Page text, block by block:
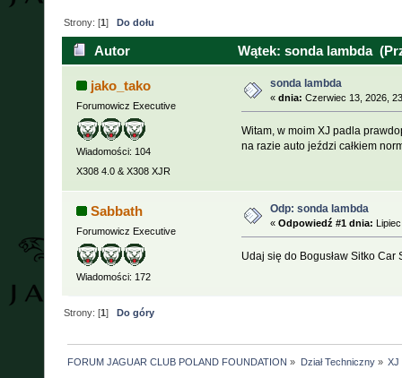
Strony: [1] Do dołu
Autor Wątek: sonda lambda
jako_tako
Forumowicz Executive
Wiadomości: 104
X308 4.0 & X308 XJR
sonda lambda
« dnia: Czerwiec 13, 2026,
Witam, w moim XJ padla
na razie auto jeździ całkiem
Sabbath
Forumowicz Executive
Wiadomości: 172
Odp: sonda lambda
« Odpowiedź #1 dnia:
Udaj się do Bogusław Sitko
Strony: [1]Do góry
FORUM JAGUAR CLUB POLAND FOUNDATION » Dział Techniczny» XJ